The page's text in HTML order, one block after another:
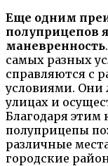
Еще одним
полуприцепов
маневренность
самых разных
справляются с
условиями. Они
улицах и
Благодаря этим
полуприцепы
различные
городские